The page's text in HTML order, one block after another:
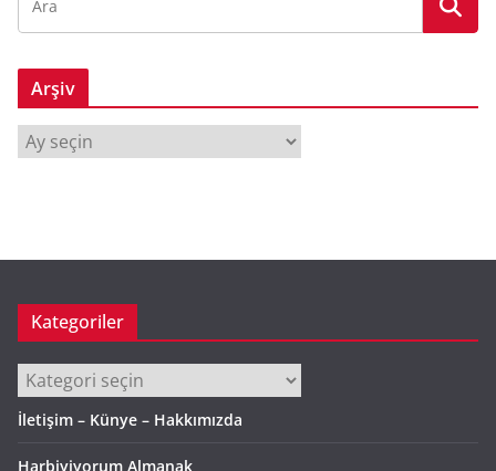
Arşiv
Kategoriler
Kategoriler
İletişim – Künye – Hakkımızda
Harbiyiyorum Almanak